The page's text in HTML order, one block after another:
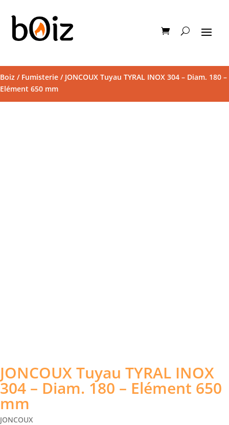
Boiz / Fumisterie / JONCOUX Tuyau TYRAL INOX 304 – Diam. 180 –
Elément 650 mm
JONCOUX Tuyau TYRAL INOX
304 – Diam. 180 – Elément 650
mm
JONCOUX